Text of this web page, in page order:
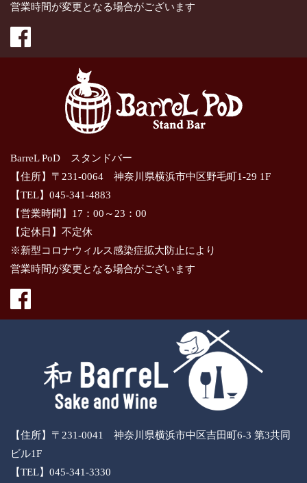
営業時間が変更となる場合がございます
BarreL PoD スタンドバー
【住所】〒231-0064 神奈川県横浜市中区野毛町1-29 1F
【TEL】045-341-4883
【営業時間】17：00～23：00
【定休日】不定休
※新型コロナウィルス感染症拡大防止により
営業時間が変更となる場合がございます
【住所】〒231-0041 神奈川県横浜市中区吉田町6-3 第3共同
ビル1F
【TEL】045-341-3330